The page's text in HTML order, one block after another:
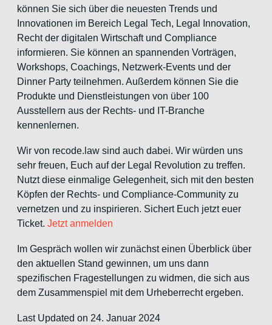
können Sie sich über die neuesten Trends und
Innovationen im Bereich Legal Tech, Legal Innovation,
Recht der digitalen Wirtschaft und Compliance
informieren. Sie können an spannenden Vorträgen,
Workshops, Coachings, Netzwerk-Events und der
Dinner Party teilnehmen. Außerdem können Sie die
Produkte und Dienstleistungen von über 100
Ausstellern aus der Rechts- und IT-Branche
kennenlernen.
Wir von recode.law sind auch dabei. Wir würden uns
sehr freuen, Euch auf der Legal Revolution zu treffen.
Nutzt diese einmalige Gelegenheit, sich mit den besten
Köpfen der Rechts- und Compliance-Community zu
vernetzen und zu inspirieren. Sichert Euch jetzt euer
Ticket. Jetzt anmelden
Im Gespräch wollen wir zunächst einen Überblick über
den aktuellen Stand gewinnen, um uns dann
spezifischen Fragestellungen zu widmen, die sich aus
dem Zusammenspiel mit dem Urheberrecht ergeben.
Last Updated on 24. Januar 2024